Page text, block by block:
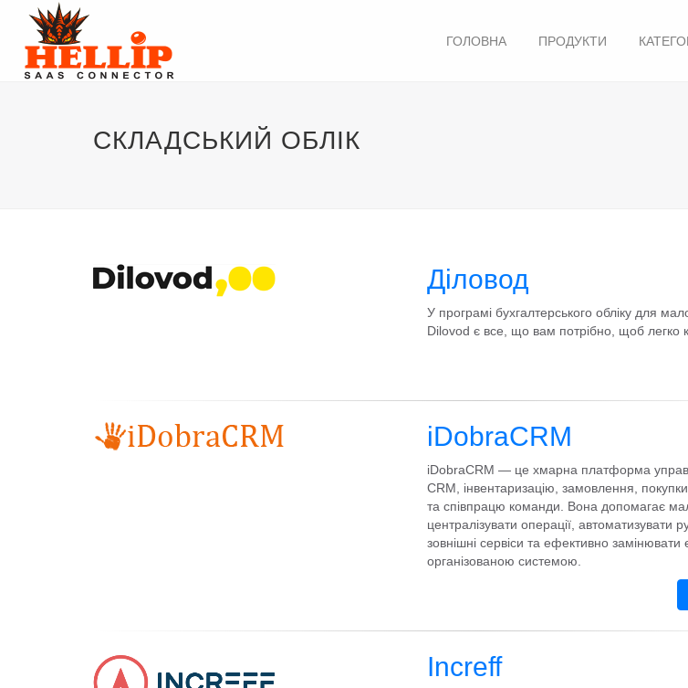
ГОЛОВНА ПРОДУКТИ
СКЛАДСЬКИЙ ОБЛІК
Діловод
У програмі бухгалтерського обліку для
Dilovod є все, що вам потрібно, щоб легко
iDobraCRM
iDobraCRM — це хмарна платформа
CRM, інвентаризацію, замовлення,
та співпрацю команди. Вона допомагає
централізувати операції, автоматизувати
зовнішні сервіси та ефективно замінювати
організованою системою.
Increff